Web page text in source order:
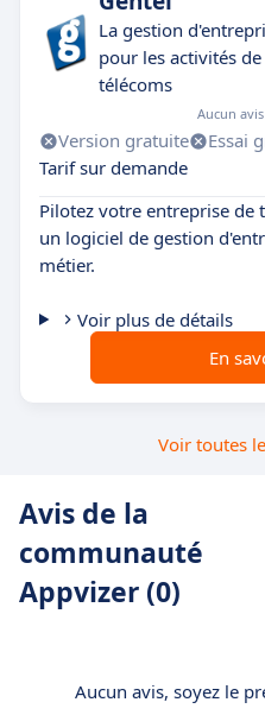
La gestion
pour les activités de
télécoms
Aucun
Version gratuite Essai
Tarif sur demande
Pilotez votre entreprise de
un logiciel de gestion
métier.
Voir plus de détails
En
Voir toutes
Avis de la
communauté
Appvizer (0)
Aucun avis, soyez le